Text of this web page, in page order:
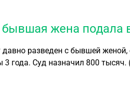
жена подала
давно разведен с бывшей
3 года. Суд назначил 800
брат не имеет определённого